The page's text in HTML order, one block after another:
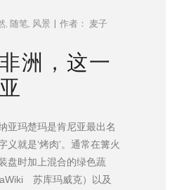
随笔 风景 作者： 麦子
洲，这一
亚玛楚玛是肯尼亚最出名
义就是‘烤肉’。通常在篝火
盘时加上混合的绿色蔬
苏库玛威克）以及